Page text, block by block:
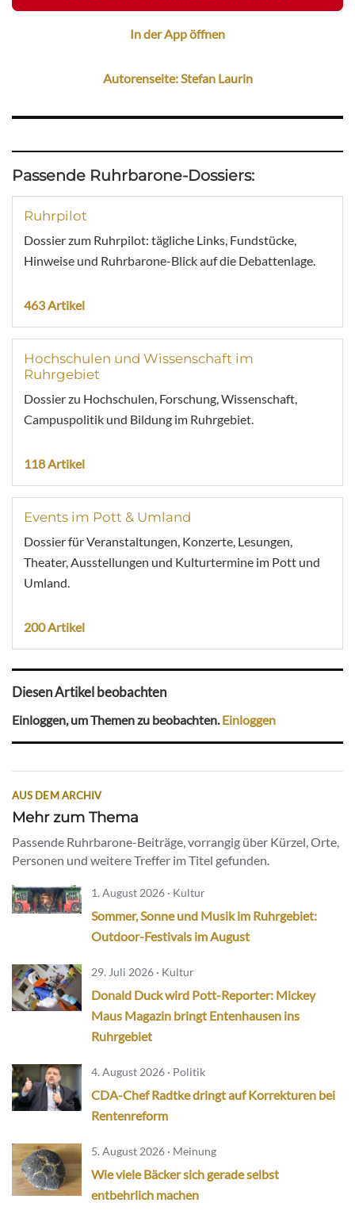
In der App öffnen
Autorenseite: Stefan Laurin
Passende Ruhrbarone-Dossiers:
Ruhrpilot
Dossier zum Ruhrpilot: tägliche Links, Fundstücke,
Hinweise und Ruhrbarone-Blick auf die Debattenlage.
463 Artikel
Hochschulen und Wissenschaft im
Ruhrgebiet
Dossier zu Hochschulen, Forschung, Wissenschaft,
Campuspolitik und Bildung im Ruhrgebiet.
118 Artikel
Events im Pott & Umland
Dossier für Veranstaltungen, Konzerte, Lesungen,
Theater, Ausstellungen und Kulturtermine im Pott und
Umland.
200 Artikel
Diesen Artikel beobachten
Einloggen, um Themen zu beobachten.Einloggen
AUS DEM ARCHIV
Mehr zum Thema
Passende Ruhrbarone-Beiträge, vorrangig über Kürzel, Orte,
Personen und weitere Treffer im Titel gefunden.
1. August 2026 · Kultur
Sommer, Sonne und Musik im Ruhrgebiet:
Outdoor-Festivals im August
29. Juli 2026 · Kultur
Donald Duck wird Pott-Reporter: Mickey
Maus Magazin bringt Entenhausen ins
Ruhrgebiet
4. August 2026 · Politik
CDA-Chef Radtke dringt auf Korrekturen bei
Rentenreform
5. August 2026 · Meinung
Wie viele Bäcker sich gerade selbst
entbehrlich machen